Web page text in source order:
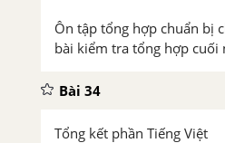
Ôn tập tổng hợp chuẩn bị
bài kiểm tra tổng hợp cuối
Bài 34
Tổng kết phần Tiếng Việt